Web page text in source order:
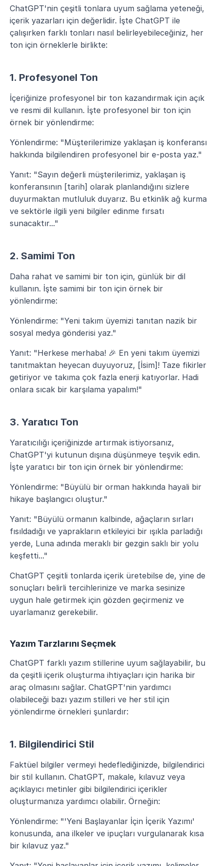
ChatGPT'nin çeşitli tonlara uyum sağlama yeteneği,
içerik yazarları için değerlidir. İşte ChatGPT ile
çalışırken farklı tonları nasıl belirleyebileceğiniz, her
ton için örneklerle birlikte:
1. Profesyonel Ton
İçeriğinize profesyonel bir ton kazandırmak için açık
ve resmi dil kullanın. İşte profesyonel bir ton için
örnek bir yönlendirme:
Yönlendirme: "Müşterilerimize yaklaşan iş konferansı
hakkında bilgilendiren profesyonel bir e-posta yaz."
Yanıt: "Sayın değerli müşterilerimiz, yaklaşan iş
konferansının [tarih] olarak planlandığını sizlere
duyurmaktan mutluluk duyarız. Bu etkinlik ağ kurma
ve sektörle ilgili yeni bilgiler edinme fırsatı
sunacaktır..."
2. Samimi Ton
Daha rahat ve samimi bir ton için, günlük bir dil
kullanın. İşte samimi bir ton için örnek bir
yönlendirme:
Yönlendirme: "Yeni takım üyemizi tanıtan nazik bir
sosyal medya gönderisi yaz."
Yanıt: "Herkese merhaba! 🎉 En yeni takım üyemizi
tanıtmaktan heyecan duyuyoruz, [İsim]! Taze fikirler
getiriyor ve takıma çok fazla enerji katıyorlar. Hadi
onlara sıcak bir karşılama yapalım!"
3. Yaratıcı Ton
Yaratıcılığı içeriğinizde artırmak istiyorsanız,
ChatGPT'yi kutunun dışına düşünmeye teşvik edin.
İşte yaratıcı bir ton için örnek bir yönlendirme:
Yönlendirme: "Büyülü bir orman hakkında hayali bir
hikaye başlangıcı oluştur."
Yanıt: "Büyülü ormanın kalbinde, ağaçların sırları
fısıldadığı ve yaprakların etkileyici bir ışıkla parladığı
yerde, Luna adında meraklı bir gezgin saklı bir yolu
keşfetti..."
ChatGPT çeşitli tonlarda içerik üretebilse de, yine de
sonuçları belirli tercihlerinize ve marka sesinize
uygun hale getirmek için gözden geçirmeniz ve
uyarlamanız gerekebilir.
Yazım Tarzlarını Seçmek
ChatGPT farklı yazım stillerine uyum sağlayabilir, bu
da çeşitli içerik oluşturma ihtiyaçları için harika bir
araç olmasını sağlar. ChatGPT'nin yardımcı
olabileceği bazı yazım stilleri ve her stil için
yönlendirme örnekleri şunlardır:
1. Bilgilendirici Stil
Faktüel bilgiler vermeyi hedeflediğinizde, bilgilendirici
bir stil kullanın. ChatGPT, makale, kılavuz veya
açıklayıcı metinler gibi bilgilendirici içerikler
oluşturmanıza yardımcı olabilir. Örneğin:
Yönlendirme: "'Yeni Başlayanlar İçin İçerik Yazımı'
konusunda, ana ilkeler ve ipuçları vurgulanarak kısa
bir kılavuz yaz."